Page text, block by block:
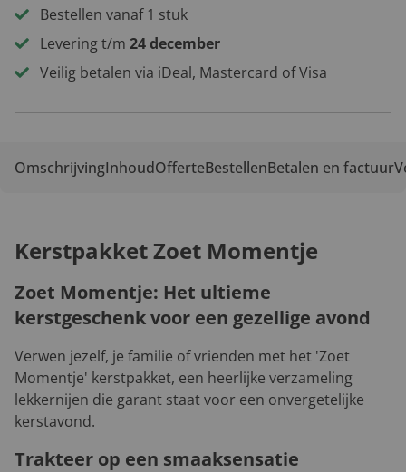
Bestellen vanaf 1 stuk
Levering t/m 24 december
Veilig betalen via iDeal, Mastercard of Visa
OmschrijvingInhoudOfferteBestellenBetalen en factuur
Kerstpakket Zoet Momentje
Zoet Momentje: Het ultieme
kerstgeschenk voor een gezellige avond
Verwen jezelf, je familie of vrienden met het 'Zoet
Momentje' kerstpakket, een heerlijke verzameling
lekkernijen die garant staat voor een onvergetelijke
kerstavond.
Trakteer op een smaaksensatie